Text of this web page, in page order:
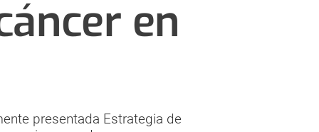
en
presentada Estrategia de